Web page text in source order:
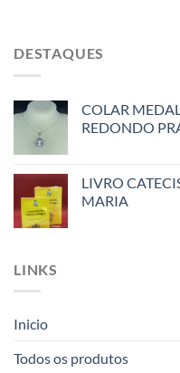
DESTAQUES
COLAR
REDONDO
LIVRO
MARIA
LINKS
Inicio
Todos os produtos